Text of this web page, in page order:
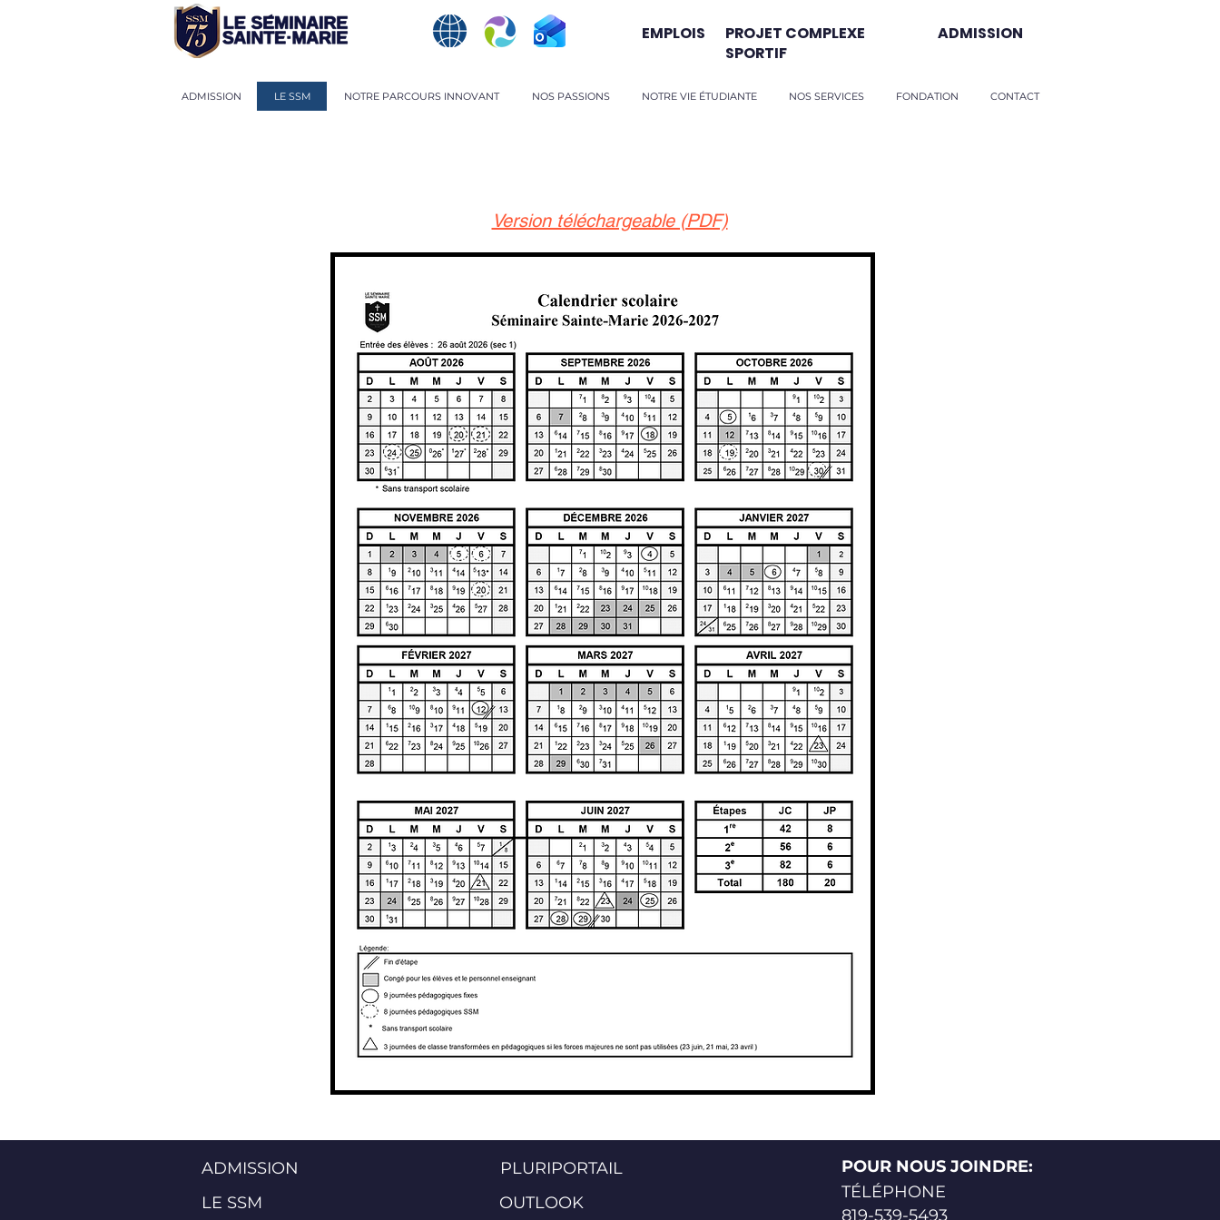
EMPLOIS
PROJET COMPLEXE
SPORTIF
ADMISSION
ADMISSION LE SSM NOTRE PARCOURS INNOVANT NOS PASSIONS NOTRE VIE ÉTUDIANTE NOS SERVICES FONDATION CONTACT
Version téléchargeable (PDF)
ADMISSION
LE SSM
PLURIPORTAIL
OUTLOOK
POUR NOUS JOINDRE:
TÉLÉPHONE
819-539-5493